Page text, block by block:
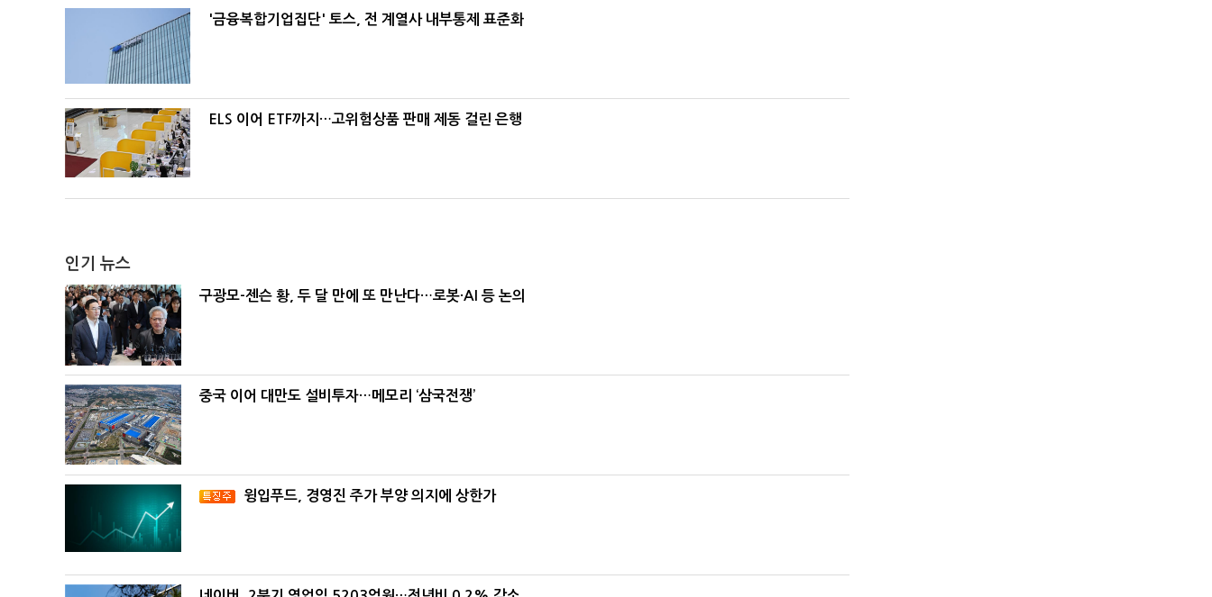
'금융복합기업집단' 토스, 전 계열사 내부통제 표준화
ELS 이어 ETF까지…고위험상품 판매 제동 걸린 은행
인기 뉴스
구광모-젠슨 황, 두 달 만에 또 만난다…로봇·AI 등 논의
중국 이어 대만도 설비투자…메모리 ‘삼국전쟁’
윙입푸드, 경영진 주가 부양 의지에 상한가